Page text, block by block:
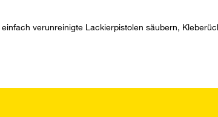
verunreinigte Lackierpistolen säubern,